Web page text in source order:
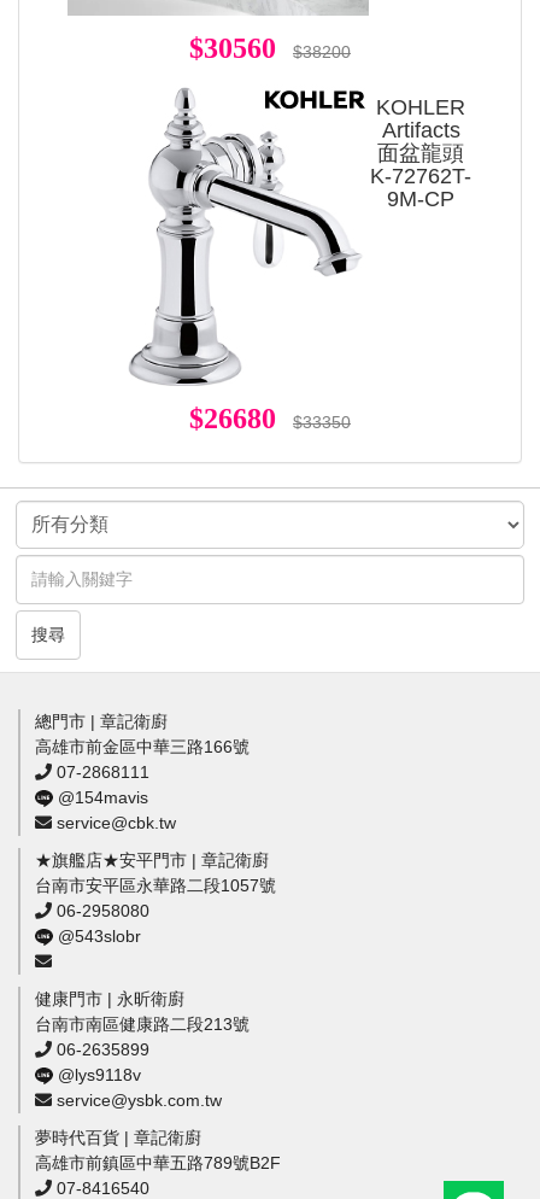
$30560 $38200
KOHLER
Artifacts
面盆龍頭
K-72762T-
9M-CP
$26680 $33350
搜尋
總門市 | 章記衛廚
高雄市前金區中華三路166號
07-2868111
@154mavis
service@cbk.tw
★旗艦店★安平門市 | 章記衛廚
台南市安平區永華路二段1057號
06-2958080
@543slobr
健康門市 | 永昕衛廚
台南市南區健康路二段213號
06-2635899
@lys9118v
service@ysbk.com.tw
夢時代百貨 | 章記衛廚
高雄市前鎮區中華五路789號B2F
07-8416540